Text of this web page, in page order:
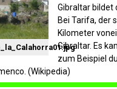
Gibraltar bildet
Bei Tarifa, der
Kilometer
Gibraltar. Es
zum Beispiel
(Wikipedia)